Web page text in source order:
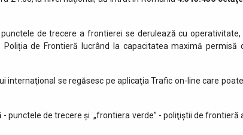
de trecere a frontierei se derulează cu operativitate,
de Frontieră lucrând la capacitatea maximă permisă
se regăsesc pe aplicaţia Trafic on-line care
punctele de trecere şi „frontiera verde” - poliţiştii de frontieră